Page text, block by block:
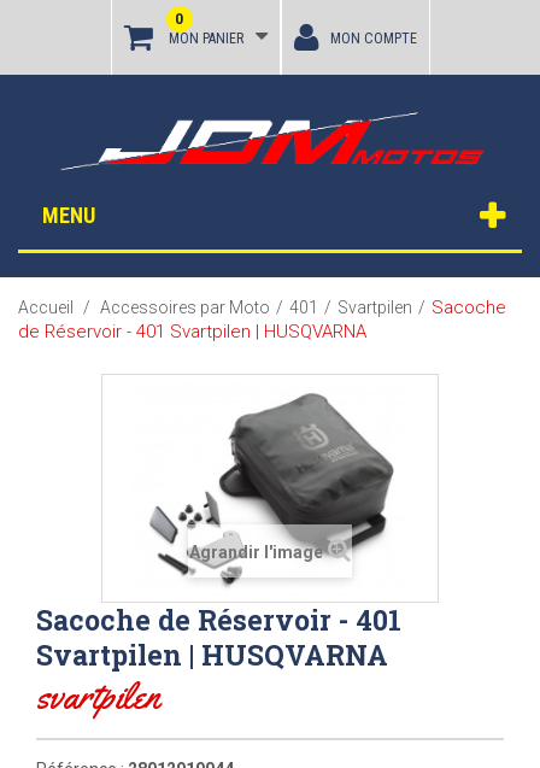
MON PANIER
0
MON COMPTE
MENU
Accueil / Accessoires par Moto / 401 / Svartpilen / Sacoche
de Réservoir - 401 Svartpilen | HUSQVARNA
Agrandir l'image
Sacoche de Réservoir - 401
Svartpilen | HUSQVARNA
svartpilen